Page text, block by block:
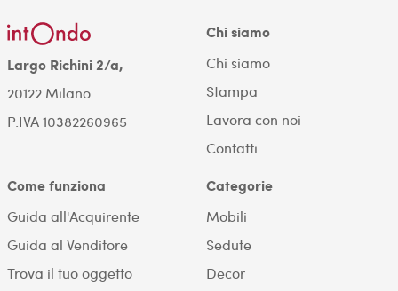
Largo Richini 2/a,
20122 Milano.
P.IVA 10382260965
Chi siamo
Chi siamo
Stampa
Lavora con noi
Contatti
Come funziona
Guida all'Acquirente
Guida al Venditore
Trova il tuo oggetto
Categorie
Mobili
Sedute
Decor